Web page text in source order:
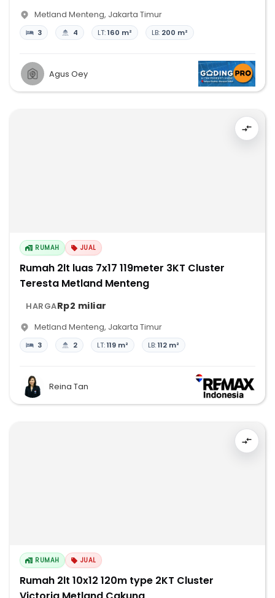
Metland Menteng, Jakarta Timur
3 4 LT:160 m² LB: 200 m²
Agus Oey
RUMAH JUAL
Rumah 2lt luas 7x17 119meter 3KT Cluster
Teresta Metland Menteng
HARGARp2 miliar
Metland Menteng, Jakarta Timur
3 2 LT:119 m² LB:112 m²
Reina Tan
RUMAH JUAL
Rumah 2lt 10x12 120m type 2KT Cluster